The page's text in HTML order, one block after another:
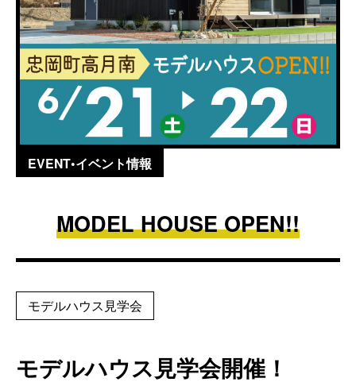
MODEL HOUSE OPEN!!
EVENT•イベント情報
モデルハウス見学会
モデルハウス見学会開催！